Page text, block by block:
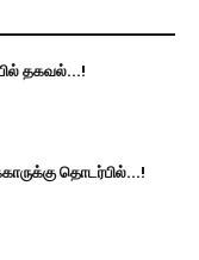
தகவல்...!
தொடர்பில்...!